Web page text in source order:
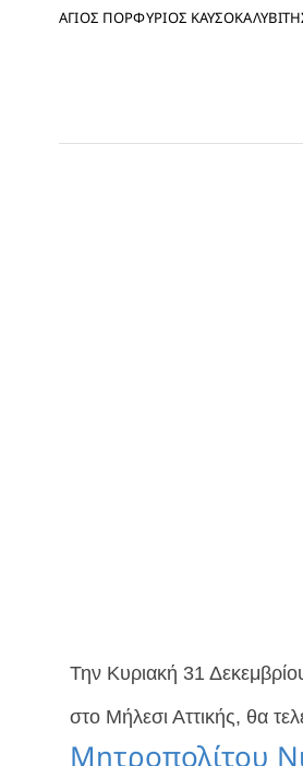
ΑΓΙΟΣ ΠΟΡΦΥΡΙΟΣ
Την Κυριακή 31
στο Μήλεσι Αττικής, θα
Μητροπολίτου